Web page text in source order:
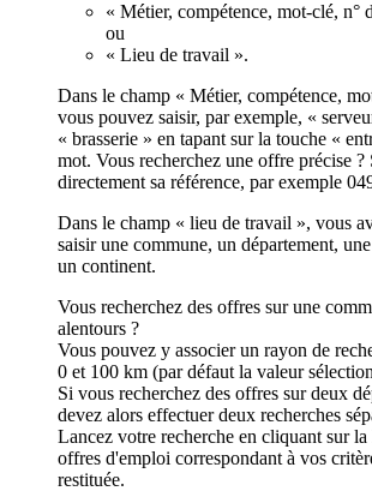
« Métier, compétence, mot-clé, n°
ou
« Lieu de travail ».
Dans le champ « Métier, compétence,
vous pouvez saisir, par exemple, «
« brasserie » en tapant sur la touche «
mot. Vous recherchez une offre précise ?
directement sa référence, par exemple
Dans le champ « lieu de travail », vous
saisir une commune, un département,
un continent.
Vous recherchez des offres sur une
alentours ?
Vous pouvez y associer un rayon de
0 et 100 km (par défaut la valeur
Si vous recherchez des offres sur deux
devez alors effectuer deux recherches
Lancez votre recherche en cliquant sur
offres d'emploi correspondant à vos
restituée.